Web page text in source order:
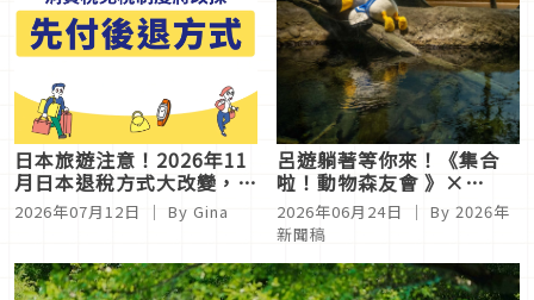
日本旅遊注意！2026年11
月日本退稅方式大改變，最
新資訊及注意事項一次整理
給你
2026年07月12日 ｜ By Gina
呂遊躺著等你來！《集合
啦！動物森友會 》×
Xpark海洋生物互動展！人
氣角色、探索任務與原創周
邊一次登場
2026年06月24日 ｜ By 2026年
新聞稿